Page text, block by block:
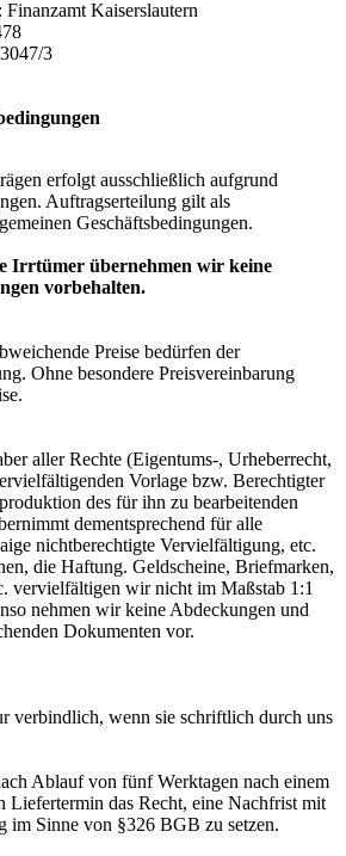
Finanzamt Kaiserslautern
3
erfolgt ausschließlich aufgrund
Auftragserteilung gilt als
Geschäftsbedingungen.
Irrtümer übernehmen wir keine
vorbehalten.
Preise bedürfen der
Ohne besondere Preisvereinbarung
aller Rechte (Eigentums-, Urheberrecht,
Vorlage bzw. Berechtigter
des für ihn zu bearbeitenden
dementsprechend für alle
nichtberechtigte Vervielfältigung, etc.
die Haftung. Geldscheine, Briefmarken,
vervielfältigen wir nicht im Maßstab 1:1
nehmen wir keine Abdeckungen und
Dokumenten vor.
verbindlich, wenn sie schriftlich durch uns
Ablauf von fünf Werktagen nach einem
Liefertermin das Recht, eine Nachfrist mit
im Sinne von §326 BGB zu setzen.